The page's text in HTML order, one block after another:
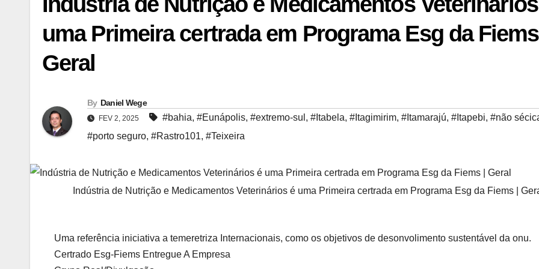
uma Primeira certrada em Programa Esg da Fiems |
Geral
By Daniel Wege
FEV 2, 2025 #bahia, #Eunápolis, #extremo-sul , #Itabela, #Itagimirim, #Itamarajú, #Itapebi, #não
#porto seguro, #Rastro101, #Teixeira
Indústria de Nutrição e Medicamentos Veterinários é uma Primeira certrada em Programa Esg da Fiems |
Uma referência iniciativa a temeretriza Internacionais, como os objetivos de desonvolimento sustentável da onu.
Certrado Esg-Fiems Entregue A Empresa